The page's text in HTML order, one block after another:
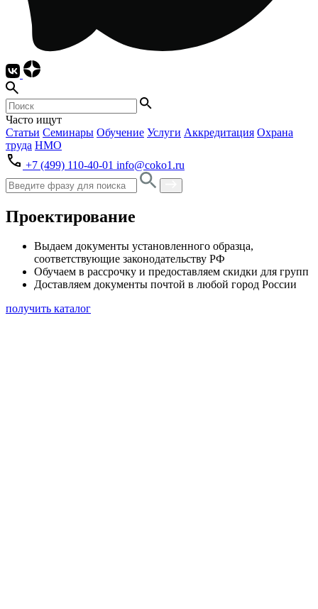
Часто ищут
Статьи Семинары Обучение Услуги Аккредитация Охрана
труда НМО
+7 (499) 110-40-01 info@coko1.ru
Проектирование
Выдаем документы установленного образца,
соответствующие законодательству РФ
Обучаем в рассрочку и предоставляем скидки для групп
Доставляем документы почтой в любой город России
получить каталог